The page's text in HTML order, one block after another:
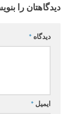
دیدگاهتان را
دیدگاه *
ایمیل *